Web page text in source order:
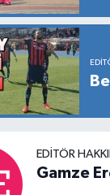
EDITÖR
Gamze